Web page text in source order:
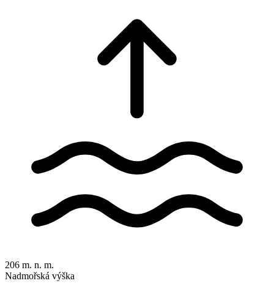
206 m. n. m.
Nadmořská výška